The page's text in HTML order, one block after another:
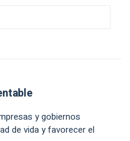
y gobiernos
de vida y favorecer el